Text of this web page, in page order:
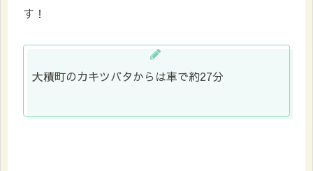
す！
大積町のカキツバタからは車で約27分